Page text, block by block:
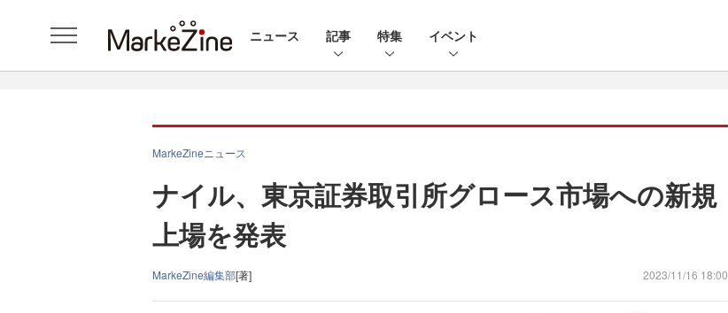
ニュース 記事 特集 イベント
MarkeZineニュース
ナイル、東京証券取引所グロース市場への新規
上場を発表
MarkeZine編集部[著] 2023/11/16 18:00